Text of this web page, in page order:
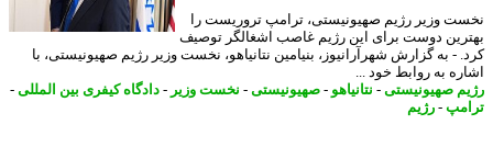
وزیر رژیم صهیونیستی، ترامپ تروریست را
دوست برای این رژیم غاصب اشغالگر توصیف
- به گزارش شهرآرانیوز، بنیامین نتانیاهو، نخست وزیر رژیم صهیونیستی، با
به روابط خود ...
صهیونیستی-نتانیاهو-صهیونیستی-نخست وزیر - دادگاه کیفری بین المللی-
-رژیم